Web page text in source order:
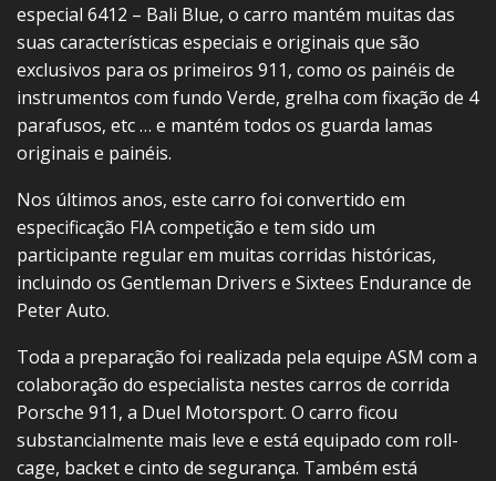
especial 6412 – Bali Blue, o carro mantém muitas das
suas características especiais e originais que são
exclusivos para os primeiros 911, como os painéis de
instrumentos com fundo Verde, grelha com fixação de 4
parafusos, etc … e mantém todos os guarda lamas
originais e painéis.
Nos últimos anos, este carro foi convertido em
especificação FIA competição e tem sido um
participante regular em muitas corridas históricas,
incluindo os Gentleman Drivers e Sixtees Endurance de
Peter Auto.
Toda a preparação foi realizada pela equipe ASM com a
colaboração do especialista nestes carros de corrida
Porsche 911, a Duel Motorsport. O carro ficou
substancialmente mais leve e está equipado com roll-
cage, backet e cinto de segurança. Também está